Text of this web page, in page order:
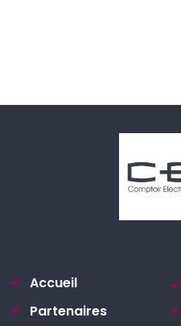
Accueil
Partenaires